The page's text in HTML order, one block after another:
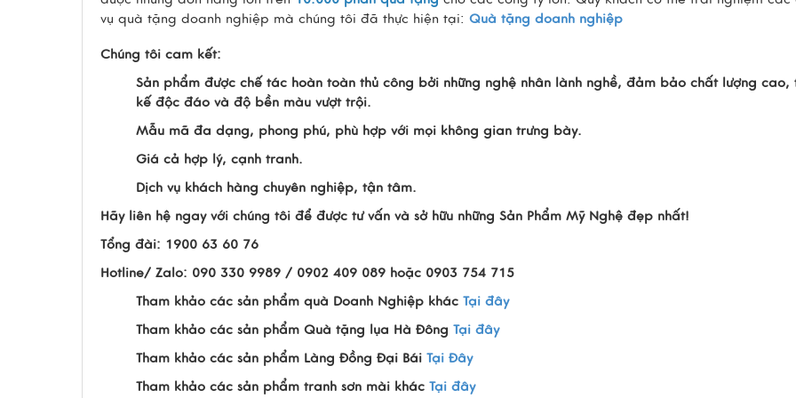
vụ quà tặng doanh nghiệp mà chúng tôi đã thực hiện tại: Quà tặng doanh nghiệp
Chúng tôi cam kết:
Sản phẩm được chế tác hoàn toàn thủ công bởi những nghệ nhân lành nghề, đảm bảo chất lượng cao,
kế độc đáo và độ bền màu vượt trội.
Mẫu mã đa dạng, phong phú, phù hợp với mọi không gian trưng bày.
Giá cả hợp lý, cạnh tranh.
Dịch vụ khách hàng chuyên nghiệp, tận tâm.
Hãy liên hệ ngay với chúng tôi để được tư vấn và sở hữu những Sản Phẩm Mỹ Nghệ đẹp nhất!
Tổng đài: 1900 63 60 76
Hotline/ Zalo: 090 330 9989 / 0902 409 089 hoặc 0903 754 715
Tham khảo các sản phẩm quà Doanh Nghiệp khác Tại đây
Tham khảo các sản phẩm Quà tặng lụa Hà Đông Tại đây
Tham khảo các sản phẩm Làng Đồng Đại Bái Tại Đây
Tham khảo các sản phẩm tranh sơn mài khác Tại đây